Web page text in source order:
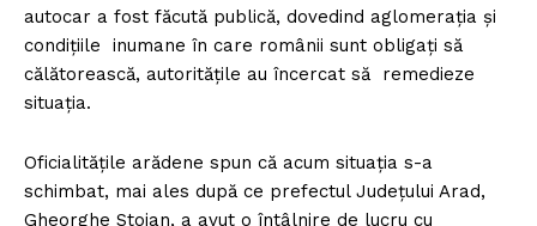
autocar a fost făcută publică, dovedind aglomerația și
condițiile inumane în care românii sunt obligați să
călătorească, autoritățile au încercat să remedieze
situația.
Oficialitățile arădene spun că acum situația s-a
schimbat, mai ales după ce prefectul Județului Arad,
Gheorghe Stoian, a avut o întâlnire de lucru cu